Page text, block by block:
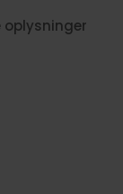
oplysninger